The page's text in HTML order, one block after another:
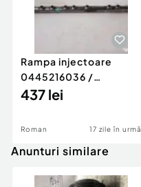
Rampa injectoare
0445216036 /
780542302 3.0 d 313
437 lei
Roman 17 zile în urmă
Anunturi similare